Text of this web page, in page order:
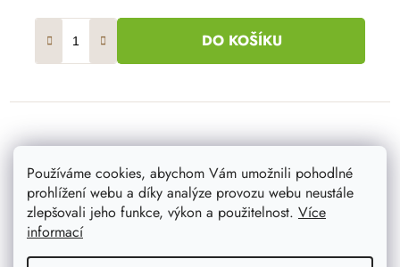
Používáme cookies, abychom Vám umožnili pohodlné
prohlížení webu a díky analýze provozu webu neustále
zlepšovali jeho funkce, výkon a použitelnost. Více
informací
DO KOŠÍKU